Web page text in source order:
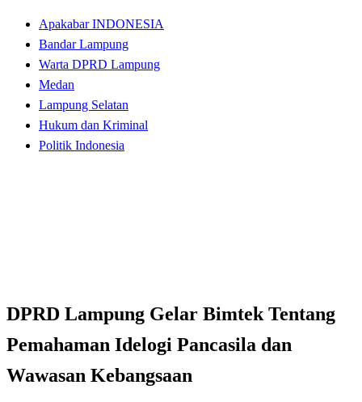
Apakabar INDONESIA
Bandar Lampung
Warta DPRD Lampung
Medan
Lampung Selatan
Hukum dan Kriminal
Politik Indonesia
DPRD Lampung Gelar Bimtek Tentang
Pemahaman Idelogi Pancasila dan
Wawasan Kebangsaan